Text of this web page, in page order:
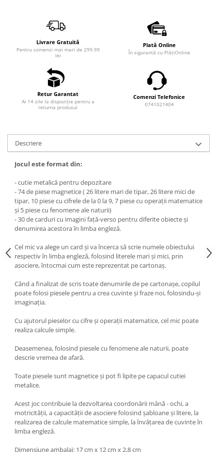
Livrare Gratuită
Pentru comenzi mai mari de 299.99
lei
Plată Online
În sigurantă cu PlățiOnline
Retur Garantat
Ai 14 zile la dispoziție pentru a
returna produsul
Comenzi Telefonice
0741021404
Descriere
Jocul este format din:
- cutie metalică pentru depozitare
- 74 de piese magnetice ( 26 litere mari de tipar, 26 litere mici de
tipar, 10 piese cu cifrele de la 0 la 9, 7 piese cu operaţii matematice
şi 5 piese cu fenomene ale naturii)
- 30 de carduri cu imagini faţă-verso pentru diferite obiecte şi
denumirea acestora în limba engleză.
Cel mic va alege un card şi va încerca să scrie numele obiectului
respectiv în limba engleză, folosind literele mari şi mici, prin
asociere, întocmai cum este reprezentat pe cartonaş.
Când a finalizat de scris toate denumirile de pe cartonaşe, copilul
poate folosi piesele pentru a crea cuvinte şi fraze noi, folosindu-şi
imaginaţia.
Cu ajutorul pieselor cu cifre şi operaţii matematice, cel mic poate
realiza calcule simple.
Deasemenea, folosind piesele cu fenomene ale naturii, poate
descrie vremea de afară.
Toate piesele sunt magnetice şi pot fi lipite pe capacul cutiei
metalice.
Acest joc contribuie la dezvoltarea coordonării mână - ochi, a
motricităţii, a capacităţii de asociere folosind şabloane şi litere, la
realizarea de calcule matematice simple, la învăţarea de cuvinte în
limba engleză.
Dimensiune ambalaj: 17 cm x 12 cm x 2,8 cm